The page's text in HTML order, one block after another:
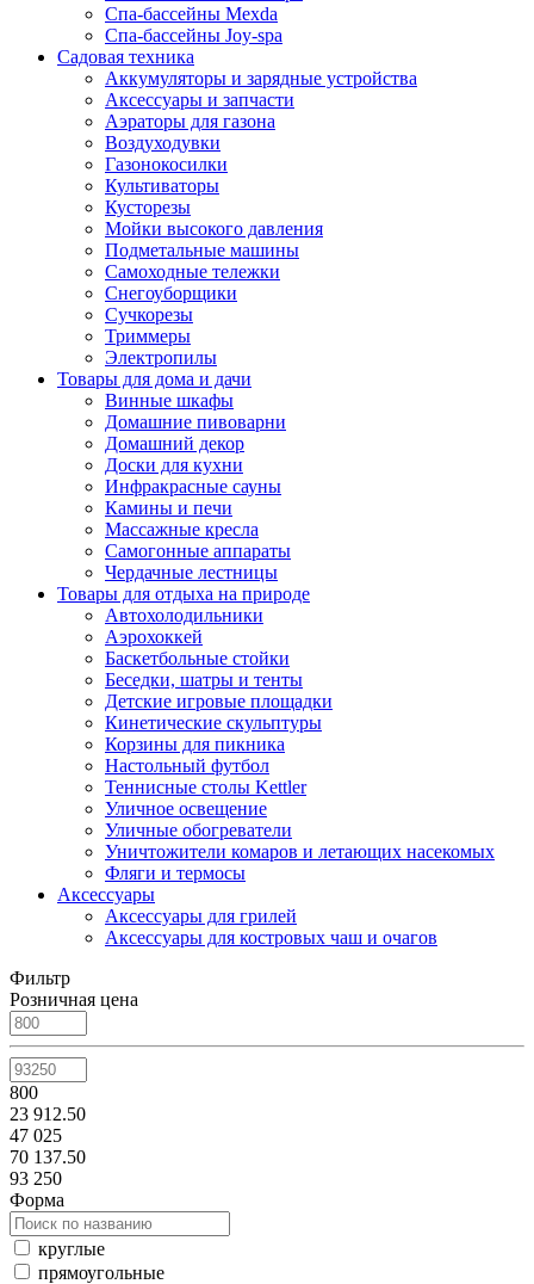
Спа-бассейны Mexda
Спа-бассейны Joy-spa
Садовая техника
Аккумуляторы и зарядные устройства
Аксессуары и запчасти
Аэраторы для газона
Воздуходувки
Газонокосилки
Культиваторы
Кусторезы
Мойки высокого давления
Подметальные машины
Самоходные тележки
Снегоуборщики
Сучкорезы
Триммеры
Электропилы
Товары для дома и дачи
Винные шкафы
Домашние пивоварни
Домашний декор
Доски для кухни
Инфракрасные сауны
Камины и печи
Массажные кресла
Самогонные аппараты
Чердачные лестницы
Товары для отдыха на природе
Автохолодильники
Аэрохоккей
Баскетбольные стойки
Беседки, шатры и тенты
Детские игровые площадки
Кинетические скульптуры
Корзины для пикника
Настольный футбол
Теннисные столы Kettler
Уличное освещение
Уличные обогреватели
Уничтожители комаров и летающих насекомых
Фляги и термосы
Аксессуары
Аксессуары для грилей
Аксессуары для костровых чаш и очагов
Фильтр
Розничная цена
800
23 912.50
47 025
70 137.50
93 250
Форма
круглые
прямоугольные